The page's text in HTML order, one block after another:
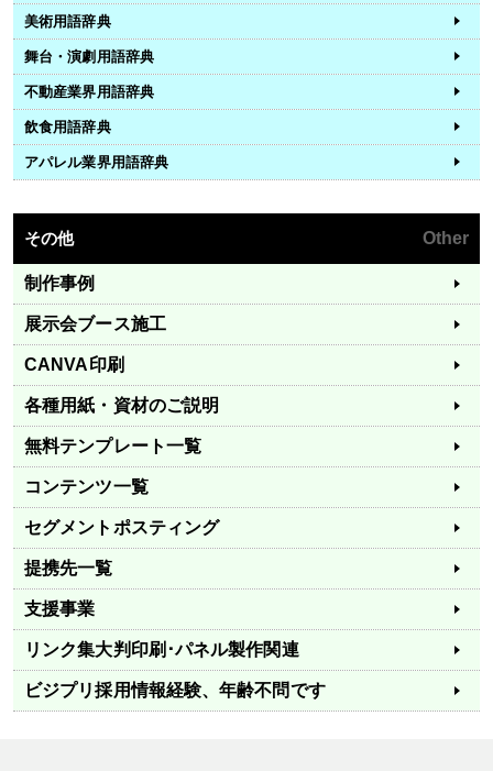
美術用語辞典
舞台・演劇用語辞典
不動産業界用語辞典
飲食用語辞典
アパレル業界用語辞典
その他 Other
制作事例
展示会ブース施工
CANVA印刷
各種用紙・資材のご説明
無料テンプレート一覧
コンテンツ一覧
セグメントポスティング
提携先一覧
支援事業
リンク集大判印刷･パネル製作関連
ビジプリ採用情報経験、年齢不問です